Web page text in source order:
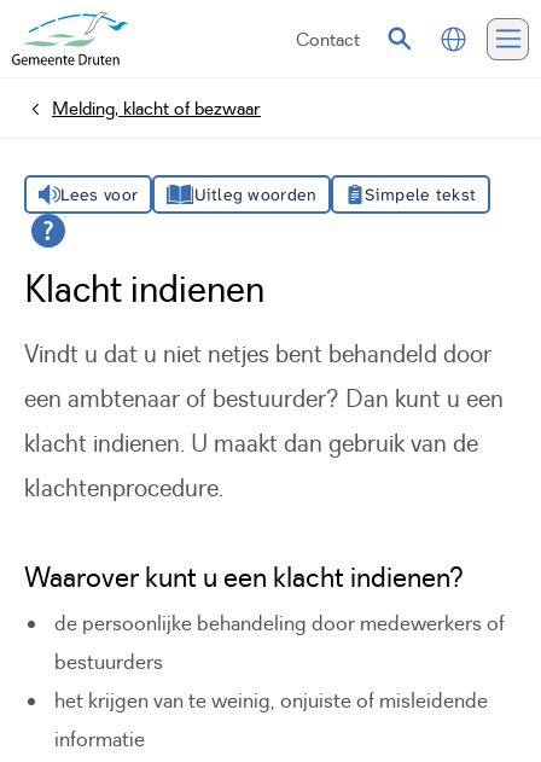
Contact
ZoekenVertalen
HomeMelding, klacht of bezwaar
Lees voor Uitleg woorden Simpele tekst
Klacht indienen
Vindt u dat u niet netjes bent behandeld door
een ambtenaar of bestuurder? Dan kunt u een
klacht indienen. U maakt dan gebruik van de
klachtenprocedure.
Waarover kunt u een klacht indienen?
de persoonlijke behandeling door medewerkers of
bestuurders
het krijgen van te weinig, onjuiste of misleidende
informatie